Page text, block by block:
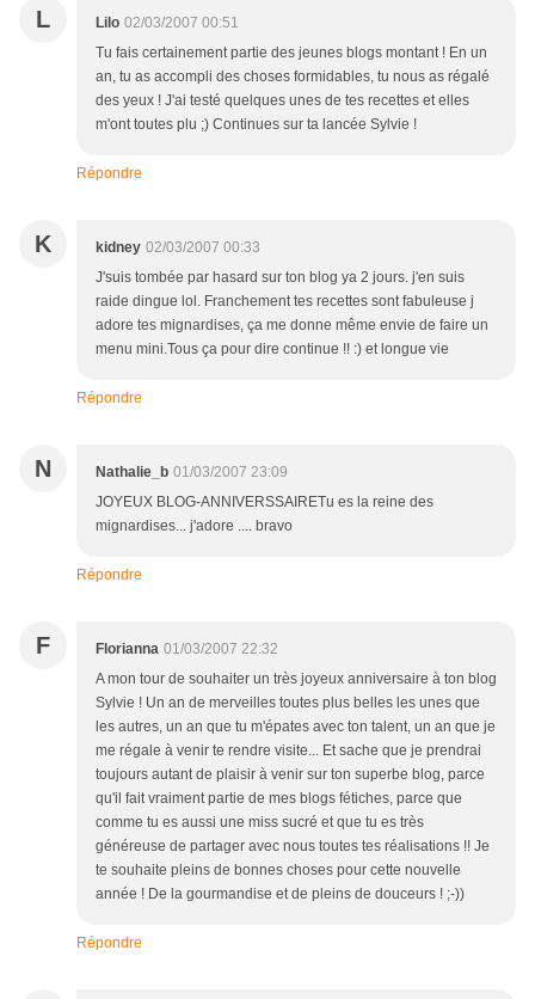
L Lilo 02/03/2007 00:51
Tu fais certainement partie des jeunes blogs montant ! En un
an, tu as accompli des choses formidables, tu nous as régalé
des yeux ! J'ai testé quelques unes de tes recettes et elles
m'ont toutes plu ;) Continues sur ta lancée Sylvie !
Répondre
K kidney 02/03/2007 00:33
J'suis tombée par hasard sur ton blog ya 2 jours. j'en suis
raide dingue lol. Franchement tes recettes sont fabuleuse j
adore tes mignardises, ça me donne même envie de faire un
menu mini.Tous ça pour dire continue !! :) et longue vie
Répondre
N Nathalie_b 01/03/2007 23:09
JOYEUX BLOG-ANNIVERSSAIRETu es la reine des
mignardises... j'adore .... bravo
Répondre
F Florianna 01/03/2007 22:32
A mon tour de souhaiter un très joyeux anniversaire à ton blog
Sylvie ! Un an de merveilles toutes plus belles les unes que
les autres, un an que tu m'épates avec ton talent, un an que je
me régale à venir te rendre visite... Et sache que je prendrai
toujours autant de plaisir à venir sur ton superbe blog, parce
qu'il fait vraiment partie de mes blogs fétiches, parce que
comme tu es aussi une miss sucré et que tu es très
généreuse de partager avec nous toutes tes réalisations !! Je
te souhaite pleins de bonnes choses pour cette nouvelle
année ! De la gourmandise et de pleins de douceurs ! ;-))
Répondre